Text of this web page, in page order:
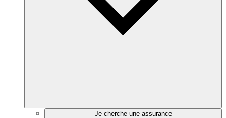
Je cherche une assurance